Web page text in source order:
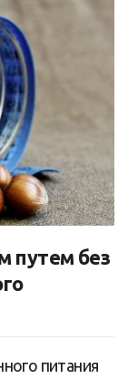
путем без
питания